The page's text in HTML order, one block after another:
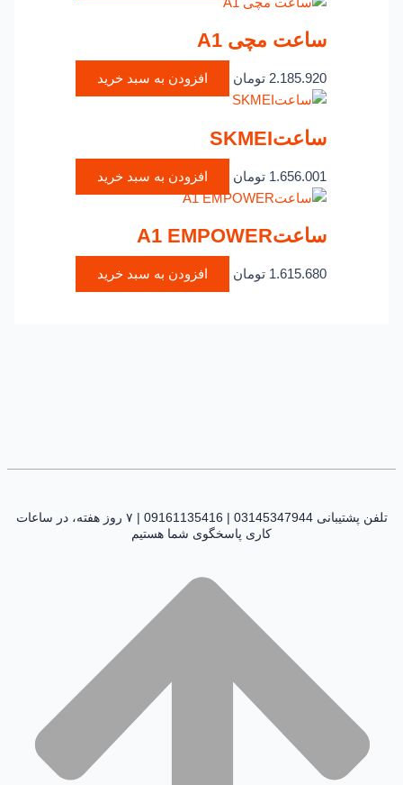
ساعت مچی A1
2.185.920 تومان افزودن به سبد خرید
ساعتSKMEI
1.656.001 تومان افزودن به سبد خرید
ساعتA1 EMPOWER
1.615.680 تومان افزودن به سبد خرید
تلفن پشتیبانی 03145347944 | 09161135416 | ۷ روز هفته، در ساعات
کاری پاسخگوی شما هستیم